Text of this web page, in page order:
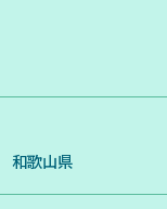
和歌山県